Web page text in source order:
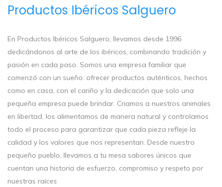
Productos Ibéricos Salguero
En Productos Ibéricos Salguero, llevamos desde 1996
dedicándonos al arte de los ibéricos, combinando tradición y
pasión en cada paso. Somos una empresa familiar que
comenzó con un sueño: ofrecer productos auténticos, hechos
como en casa, con el cariño y la dedicación que solo una
pequeña empresa puede brindar. Criamos a nuestros animales
en libertad, los alimentamos de manera natural y controlamos
todo el proceso para garantizar que cada pieza refleje la
calidad y los valores que nos representan. Desde nuestro
pequeño pueblo, llevamos a tu mesa sabores únicos que
cuentan una historia de esfuerzo, compromiso y respeto por
nuestras raíces